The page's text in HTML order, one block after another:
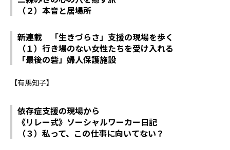
（２）本音と居場所
新連載 「生きづらさ」支援の現場を歩く
（１）行き場のない女性たちを受け入れる
「最後の砦」婦人保護施設
【有馬知子】
依存症支援の現場から
《リレー式》ソーシャルワーカー日記
（３）私って、この仕事に向いてない？